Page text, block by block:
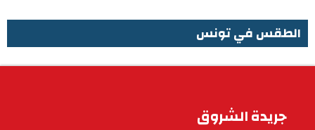
الطقس في تونس
جريدة الشروق